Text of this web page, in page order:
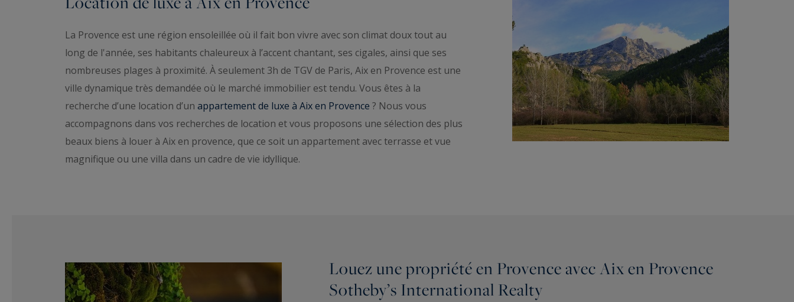
La Provence est une région ensoleillée où il fait bon vivre avec son climat doux tout au
long de l'année, ses habitants chaleureux à l’accent chantant, ses cigales, ainsi que ses
nombreuses plages à proximité. À seulement 3h de TGV de Paris, Aix en Provence est une
ville dynamique très demandée où le marché immobilier est tendu. Vous êtes à la
recherche d’une location d’un appartement de luxe à Aix en Provence ? Nous vous
accompagnons dans vos recherches de location et vous proposons une sélection des plus
beaux biens à louer à Aix en provence, que ce soit un appartement avec terrasse et vue
magnifique ou une villa dans un cadre de vie idyllique.
Louez une propriété en Provence avec Aix en Provence
Sotheby’s International Realty